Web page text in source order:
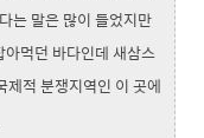
는 말은 많이 들었지만
먹던 바다인데 새삼스
제적 분쟁지역인 이 곳에